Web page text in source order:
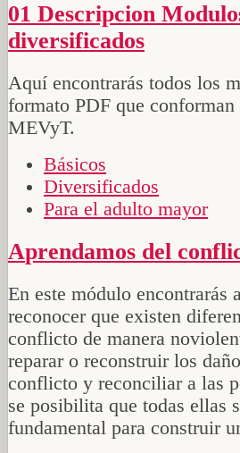
01 Descripcion Modulos PDF. módulos
diversificados
Aquí encontrarás todos los
formato PDF que
MEVyT.
Básicos
Diversificados
Para el adulto mayor
Aprendamos del
En este módulo encontrarás
reconocer que existen
conflicto de manera
reparar o reconstruir los
conflicto y reconciliar a las
se posibilita que todas ellas
fundamental para construir